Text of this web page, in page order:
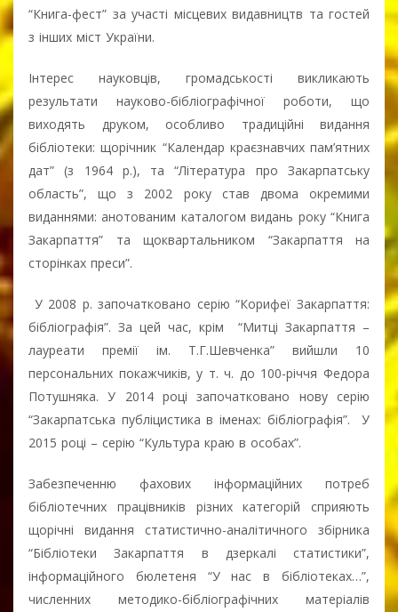
“Книга-фест” за участі місцевих видавництв та гостей
з інших міст України.
Інтерес науковців, громадськості викликають
результати науково-бібліографічної роботи, що
виходять друком, особливо традиційні видання
бібліотеки: щорічник “Календар краєзнавчих пам’ятних
дат” (з 1964 р.), та “Література про Закарпатську
область”, що з 2002 року став двома окремими
виданнями: анотованим каталогом видань року “Книга
Закарпаття” та щоквартальником “Закарпаття на
сторінках преси”.
У 2008 р. започатковано серію “Корифеї Закарпаття:
бібліографія”. За цей час, крім “Митці Закарпаття –
лауреати премії ім. Т.Г.Шевченка” вийшли 10
персональних покажчиків, у т. ч. до 100-річчя Федора
Потушняка. У 2014 році започатковано нову серію
“Закарпатська публіцистика в іменах: бібліографія”. У
2015 році – серію “Культура краю в особах”.
Забезпеченню фахових інформаційних потреб
бібліотечних працівників різних категорій сприяють
щорічні видання статистично-аналітичного збірника
“Бібліотеки Закарпаття в дзеркалі статистики”,
інформаційного бюлетеня “У нас в бібліотеках…”,
численних методико-бібліографічних матеріалів